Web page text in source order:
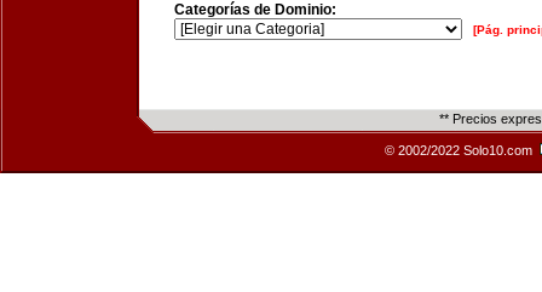
Categorías de Dominio:
[Pág.
** Precios
© 2002/2022 Solo10.com